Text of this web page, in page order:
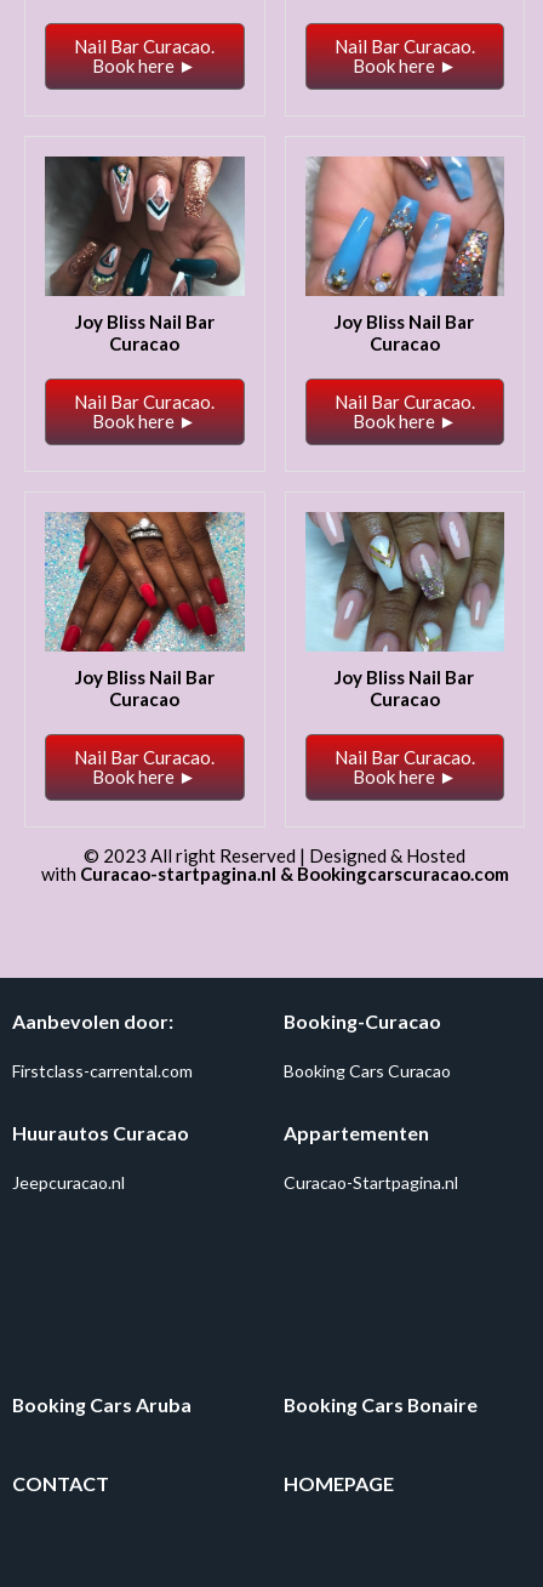
Nail Bar Curacao.
Book here ►
Nail Bar Curacao.
Book here ►
Joy Bliss Nail Bar
Curacao
Nail Bar Curacao.
Book here ►
Joy Bliss Nail Bar
Curacao
Nail Bar Curacao.
Book here ►
Joy Bliss Nail Bar
Curacao
Nail Bar Curacao.
Book here ►
Joy Bliss Nail Bar
Curacao
Nail Bar Curacao.
Book here ►
© 2023 All right Reserved | Designed & Hosted
with Curacao-startpagina.nl & Bookingcarscuracao.com
Aanbevolen door:
Firstclass-carrental.com
Booking-Curacao
Booking Cars Curacao
Huurautos Curacao
Jeepcuracao.nl
Appartementen
Curacao-Startpagina.nl
Booking Cars Aruba Booking Cars Bonaire
CONTACT HOMEPAGE